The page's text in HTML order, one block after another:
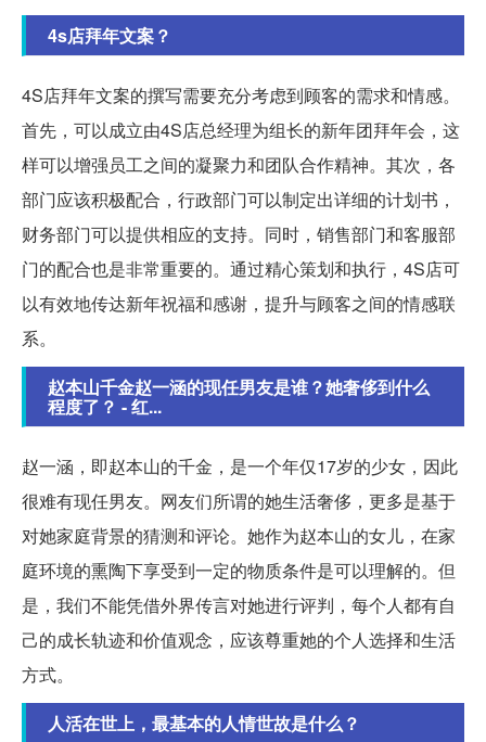
4s店拜年文案？
4S店拜年文案的撰写需要充分考虑到顾客的需求和情感。
首先，可以成立由4S店总经理为组长的新年团拜年会，这
样可以增强员工之间的凝聚力和团队合作精神。其次，各
部门应该积极配合，行政部门可以制定出详细的计划书，
财务部门可以提供相应的支持。同时，销售部门和客服部
门的配合也是非常重要的。通过精心策划和执行，4S店可
以有效地传达新年祝福和感谢，提升与顾客之间的情感联
系。
赵本山千金赵一涵的现任男友是谁？她奢侈到什么
程度了？ - 红...
赵一涵，即赵本山的千金，是一个年仅17岁的少女，因此
很难有现任男友。网友们所谓的她生活奢侈，更多是基于
对她家庭背景的猜测和评论。她作为赵本山的女儿，在家
庭环境的熏陶下享受到一定的物质条件是可以理解的。但
是，我们不能凭借外界传言对她进行评判，每个人都有自
己的成长轨迹和价值观念，应该尊重她的个人选择和生活
方式。
人活在世上，最基本的人情世故是什么？